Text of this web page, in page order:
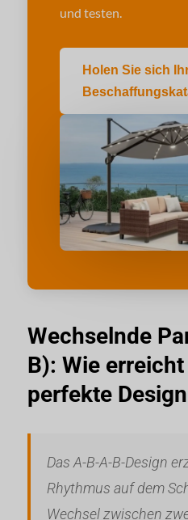
und testen.
Holen Sie sich
Wechselnde
B): Wie
perfekte
Das A-B-A-B-Design
Rhythmus auf dem
Wechsel zwischen